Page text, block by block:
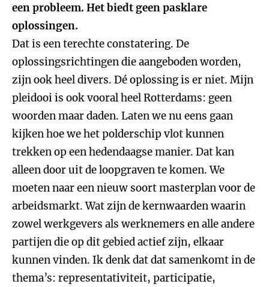
een probleem. Het biedt geen pasklare
oplossingen.
Dat is een terechte constatering. De
oplossingsrichtingen die aangeboden worden,
zijn ook heel divers. Dé oplossing is er niet. Mijn
pleidooi is ook vooral heel Rotterdams: geen
woorden maar daden. Laten we nu eens gaan
kijken hoe we het polderschip vlot kunnen
trekken op een hedendaagse manier. Dat kan
alleen door uit de loopgraven te komen. We
moeten naar een nieuw soort masterplan voor de
arbeidsmarkt. Wat zijn de kernwaarden waarin
zowel werkgevers als werknemers en alle andere
partijen die op dit gebied actief zijn, elkaar
kunnen vinden. Ik denk dat dat samenkomt in de
thema’s: representativiteit, participatie,